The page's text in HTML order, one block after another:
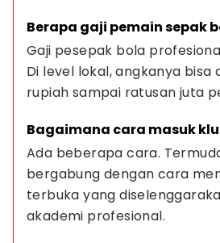
Berapa gaji pemain sepak
Gaji pesepak bola
Di level lokal, angkanya bisa
rupiah sampai ratusan juta
Bagaimana cara masuk
Ada beberapa cara.
bergabung dengan cara
terbuka yang
akademi profesional.